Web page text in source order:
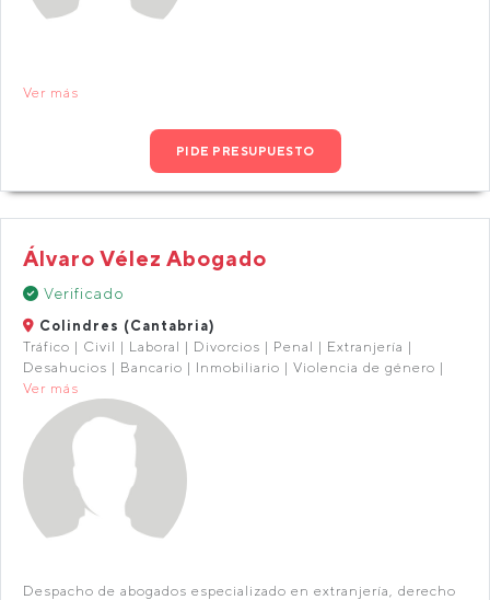
Ver más
PIDE PRESUPUESTO
Álvaro Vélez Abogado
Verificado
Colindres (Cantabria)
Tráfico | Civil | Laboral | Divorcios | Penal | Extranjería |
Desahucios | Bancario | Inmobiliario | Violencia de género |
Ver más
Despacho de abogados especializado en extranjería, derecho